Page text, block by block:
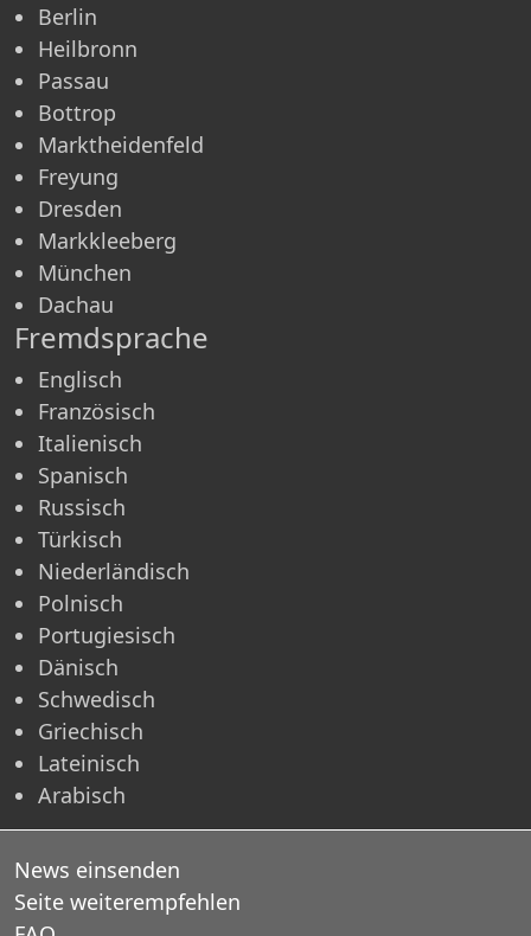
Berlin
Heilbronn
Passau
Bottrop
Markthei­denfeld
Freyung
Dresden
Markkleeberg
München
Dachau
Fremdsprache
Englisch
Französisch
Italienisch
Spanisch
Russisch
Türkisch
Niederländisch
Polnisch
Portugiesisch
Dänisch
Schwedisch
Griechisch
Lateinisch
Arabisch
News einsenden
Seite weiterempfehlen